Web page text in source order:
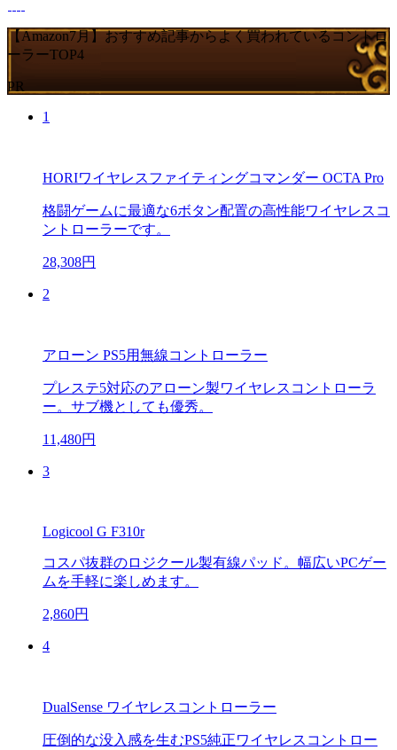
【Amazon7月】おすすめ記事からよく買われているコントロ
ーラーTOP4
PR
1
HORIワイヤレスファイティングコマンダー OCTA Pro
格闘ゲームに最適な6ボタン配置の高性能ワイヤレスコ
ントローラーです。
28,308円
2
アローン PS5用無線コントローラー
プレステ5対応のアローン製ワイヤレスコントローラ
ー。サブ機としても優秀。
11,480円
3
Logicool G F310r
コスパ抜群のロジクール製有線パッド。幅広いPCゲー
ムを手軽に楽しめます。
2,860円
4
DualSense ワイヤレスコントローラー
圧倒的な没入感を生むPS5純正ワイヤレスコントロー